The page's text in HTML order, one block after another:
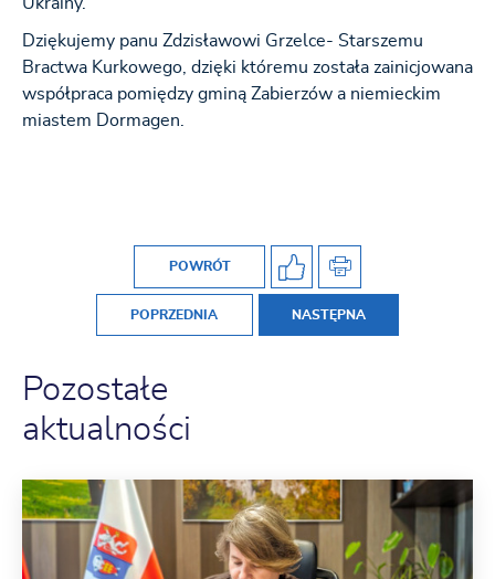
Dziękujemy panu Zdzisławowi Grzelce- Starszemu
Bractwa Kurkowego, dzięki któremu została zainicjowana
współpraca pomiędzy gminą Zabierzów a niemieckim
miastem Dormagen.
POWRÓT
POPRZEDNIA NASTĘPNA
Pozostałe
aktualności